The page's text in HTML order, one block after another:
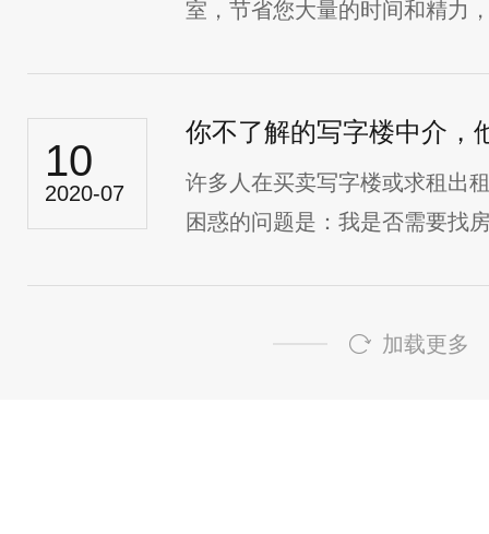
室，节省您大量的时间和精力
10
2020-07
你不了解的写字楼中介，
许多人在买卖写字楼或求租出
困惑的问题是：我是否需要找
加载更多